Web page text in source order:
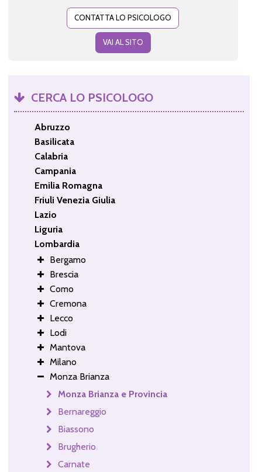
CONTATTA LO PSICOLOGO
VAI AL SITO
CERCA LO PSICOLOGO
Abruzzo
Basilicata
Calabria
Campania
Emilia Romagna
Friuli Venezia Giulia
Lazio
Liguria
Lombardia
Bergamo
Brescia
Como
Cremona
Lecco
Lodi
Mantova
Milano
Monza Brianza
Monza Brianza e Provincia
Bernareggio
Biassono
Brugherio
Carnate